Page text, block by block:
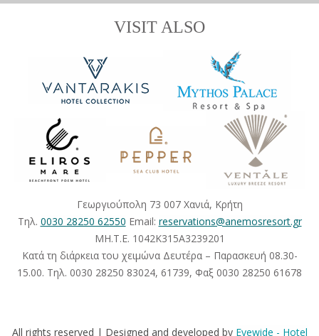
VISIT ALSO
Γεωργιούπολη 73 007 Χανιά, Κρήτη
Tηλ. 0030 28250 62550 Email: reservations@anemosresort.gr
MH.T.E. 1042Κ315Α3239201
Κατά τη διάρκεια του χειμώνα Δευτέρα – Παρασκευή 08.30-
15.00. Τηλ. 0030 28250 83024, 61739, Φαξ 0030 28250 61678
All rights reserved | Designed and developed by Eyewide - Hotel